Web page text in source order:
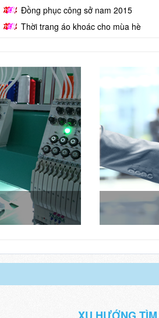
Đồng phục công sở nam 2015
Thời trang áo khoác cho mùa hè